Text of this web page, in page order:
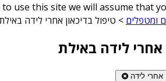
use this site we will assume that
ומטפלים > טיפול בדיכאון אחרי לידה באילת
אחרי לידה באילת
אחרי לידה